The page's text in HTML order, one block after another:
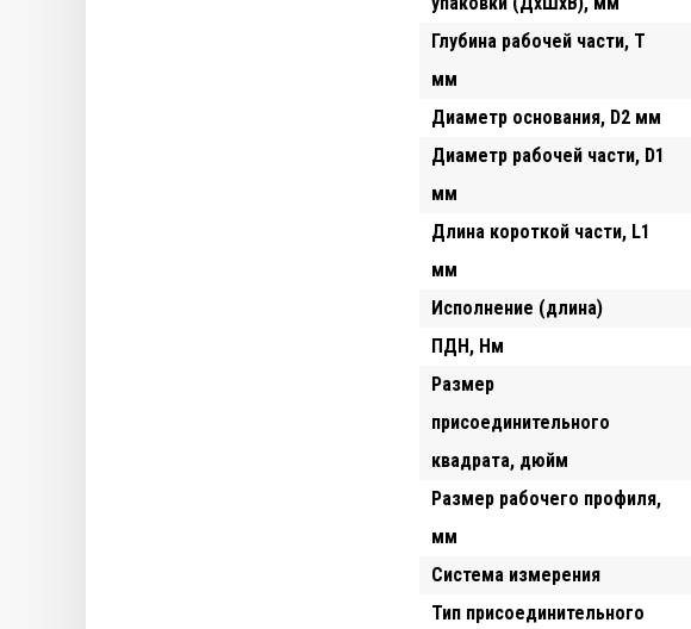
Глубина рабочей части, Т
мм
Диаметр основания, D2 мм
Диаметр рабочей части, D1
мм
Длина короткой части, L1
мм
Исполнение (длина)
ПДН, Hм
Размер
присоединительного
квадрата, дюйм
Размер рабочего профиля,
мм
Система измерения
Тип присоединительного